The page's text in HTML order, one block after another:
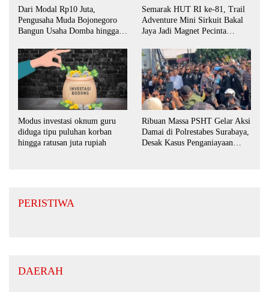
Dari Modal Rp10 Juta,
Pengusaha Muda Bojonegoro
Bangun Usaha Domba hingga
Semarak HUT RI ke-81, Trail
Adventure Mini Sirkuit Bakal
Jaya Jadi Magnet Pecinta
Modus investasi oknum guru
diduga tipu puluhan korban
hingga ratusan juta rupiah
Ribuan Massa PSHT Gelar Aksi
Damai di Polrestabes Surabaya,
Desak Kasus Penganiayaan
PERISTIWA
DAERAH